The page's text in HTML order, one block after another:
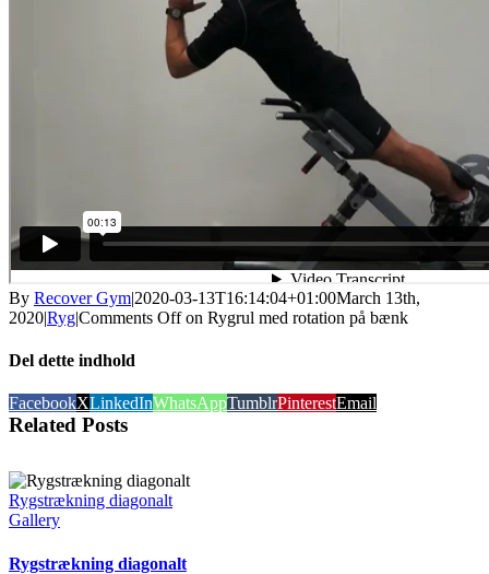
By Recover Gym|2020-03-13T16:14:04+01:00March 13th,
2020|Ryg|Comments Offon Rygrul med rotation på bænk
Del dette indhold
FacebookXLinkedInWhatsAppTumblrPinterestEmail
Related Posts
Rygstrækning diagonalt
Gallery
Rygstrækning diagonalt